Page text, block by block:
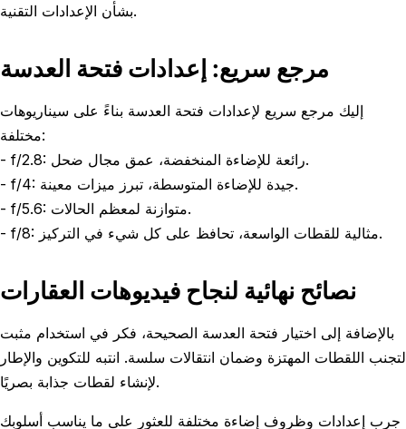
بشأن الإعدادات التقنية.
مرجع سريع: إعدادات فتحة العدسة
إليك مرجع سريع لإعدادات فتحة العدسة بناءً على سيناريوهات
مختلفة:
- f/2.8: رائعة للإضاءة المنخفضة، عمق مجال ضحل.
- f/4: جيدة للإضاءة المتوسطة، تبرز ميزات معينة.
- f/5.6: متوازنة لمعظم الحالات.
- f/8: مثالية للقطات الواسعة، تحافظ على كل شيء في التركيز.
نصائح نهائية لنجاح فيديوهات العقارات
بالإضافة إلى اختيار فتحة العدسة الصحيحة، فكر في استخدام مثبت
لتجنب اللقطات المهتزة وضمان انتقالات سلسة. انتبه للتكوين والإطار
لإنشاء لقطات جذابة بصريًا.
جرب إعدادات وظروف إضاءة مختلفة للعثور على ما يناسب أسلوبك